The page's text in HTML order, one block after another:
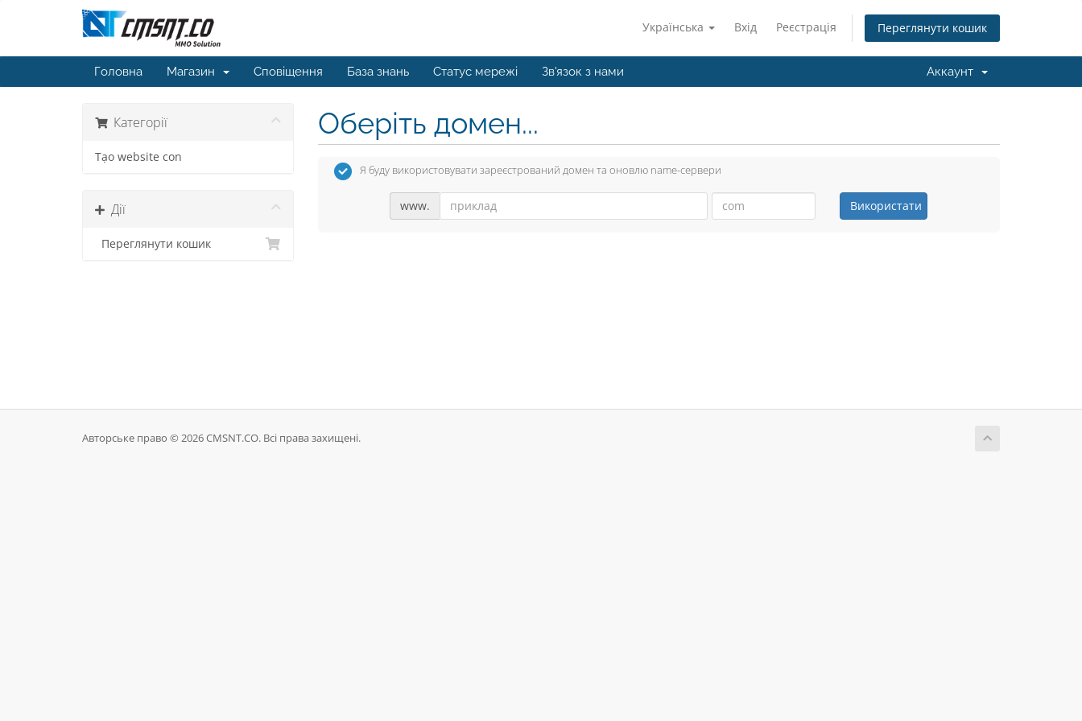
Українська Вхід Реєстрація Переглянути кошик
Головна Магазин Сповіщення База знань Статус мережі Зв'язок з нами Аккаунт
Категорії
Tạo website con
Дії
Переглянути кошик
Оберіть домен...
Я буду використовувати зареєстрований домен та оновлю name-сервери
www. Використати
Авторське право © 2026 CMSNT.CO. Всі права захищені.